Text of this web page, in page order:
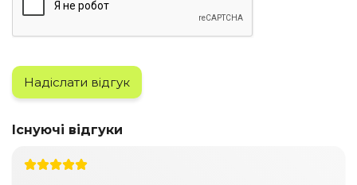
Надіслати відгук
Існуючі відгуки